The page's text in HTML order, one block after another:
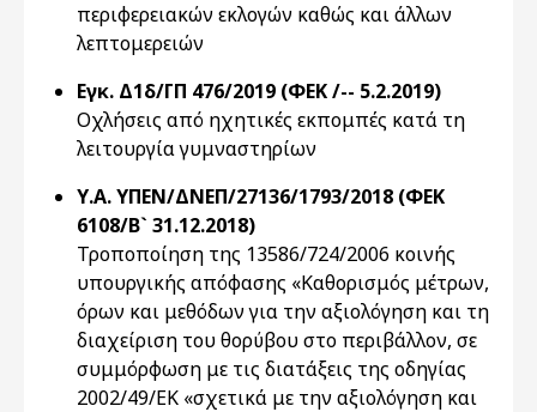
περιφερειακών εκλογών καθώς και άλλων
λεπτομερειών
Εγκ. Δ1δ/ΓΠ 476/2019 (ΦΕΚ /-- 5.2.2019)
Οχλήσεις από ηχητικές εκπομπές κατά τη
λειτουργία γυμναστηρίων
Υ.Α. ΥΠΕΝ/ΔΝΕΠ/27136/1793/2018 (ΦΕΚ
6108/Β` 31.12.2018)
Τροποποίηση της 13586/724/2006 κοινής
υπουργικής απόφασης «Καθορισμός μέτρων,
όρων και μεθόδων για την αξιολόγηση και τη
διαχείριση του θορύβου στο περιβάλλον, σε
συμμόρφωση με τις διατάξεις της οδηγίας
2002/49/ΕΚ «σχετικά με την αξιολόγηση και